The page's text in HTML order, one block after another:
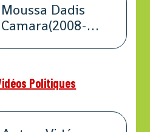
Moussa Dadis
Camara(2008-